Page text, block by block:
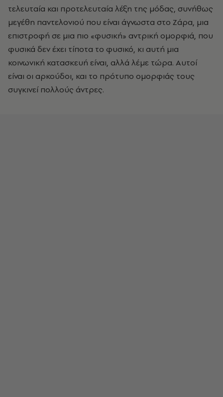
τελευταία και προτελευταία λέξη της μόδας, συνήθως
μεγέθη παντελονιού που είναι άγνωστα στο Ζάρα, μια
επιστροφή σε μια πιο «φυσική» αντρική ομορφιά, που
φυσικά δεν έχει τίποτα το φυσικό, κι αυτή μια
κοινωνική κατασκευή είναι, αλλά λέμε τώρα. Αυτοί
είναι οι αρκούδοι, και το πρότυπο ομορφιάς τους
συγκινεί πολλούς άντρες.